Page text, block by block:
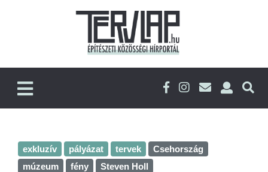
exkluzív pályázat tervek
Csehország
múzeum
fény Steven Holl